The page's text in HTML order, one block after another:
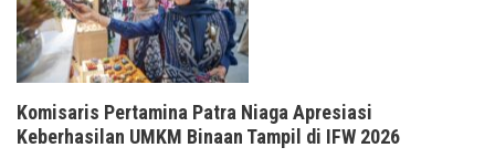
Komisaris Pertamina Patra Niaga Apresiasi
Keberhasilan UMKM Binaan Tampil di IFW 2026